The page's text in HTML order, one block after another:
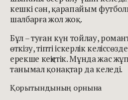
кешкі сән, қарапайым
шалбарға жол жоқ.
Бұл – туған күн тойлау,
өткізу, тіпті іскерлік
ерекше кеңістік. Мұнда жас
танымал қонақтар да келеді.
Қорытындының орнына